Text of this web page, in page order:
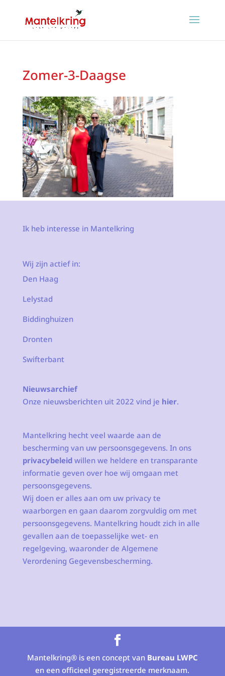
Zomer-3-Daagse
Ik heb interesse in Mantelkring
Wij zijn actief in:
Den Haag
Lelystad
Biddinghuizen
Dronten
Swifterbant
Nieuwsarchief
Onze nieuwsberichten uit 2022 vind je hier.
Mantelkring hecht veel waarde aan de
bescherming van uw persoonsgegevens. In ons
privacybeleidwillen we heldere en transparante
informatie geven over hoe wij omgaan met
persoonsgegevens.
Wij doen er alles aan om uw privacy te
waarborgen en gaan daarom zorgvuldig om met
persoonsgegevens. Mantelkring houdt zich in alle
gevallen aan de toepasselijke wet- en
regelgeving, waaronder de Algemene
Verordening Gegevensbescherming.
Mantelkring® is een concept van Bureau LWPC
en een officieel geregistreerde merknaam.